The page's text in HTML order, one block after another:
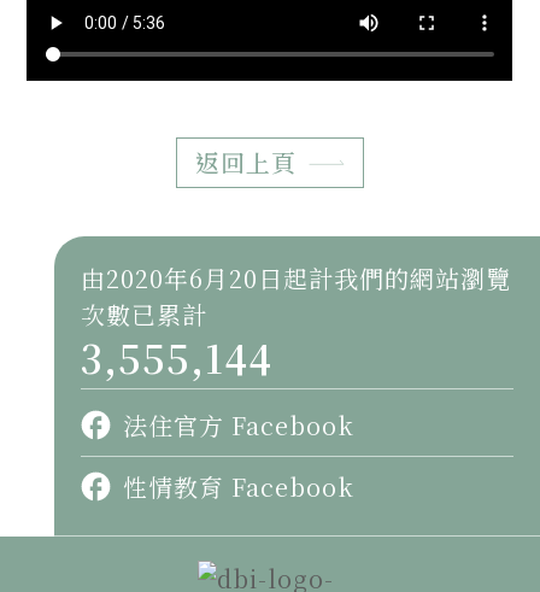
返回上頁
由2020年6月20日起計我們的網站瀏覽
次數已累計
3,555,144
法住官方 Facebook
性情教育 Facebook